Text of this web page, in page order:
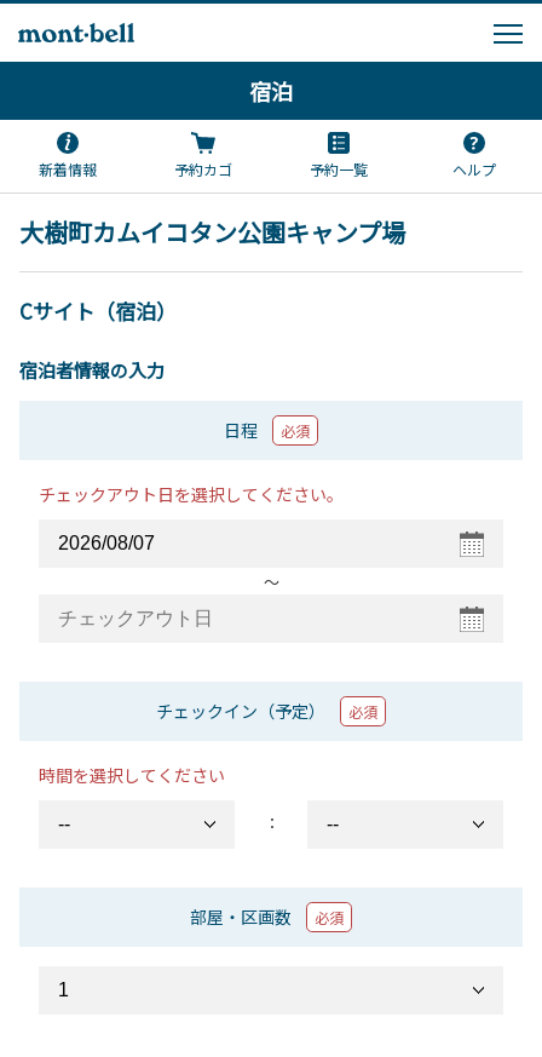
宿泊
新着情報 予約カゴ 予約一覧 ヘルプ
大樹町カムイコタン公園キャンプ場
Cサイト（宿泊）
宿泊者情報の入力
日程 必須
チェックアウト日を選択してください。
〜
チェックイン（予定） 必須
時間を選択してください
：
部屋・区画数 必須